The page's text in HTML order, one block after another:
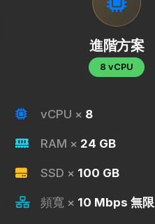
進階方案
8 vCPU
vCPU × 8
RAM × 24 GB
SSD × 100 GB
頻寬 × 10 Mbps 無限